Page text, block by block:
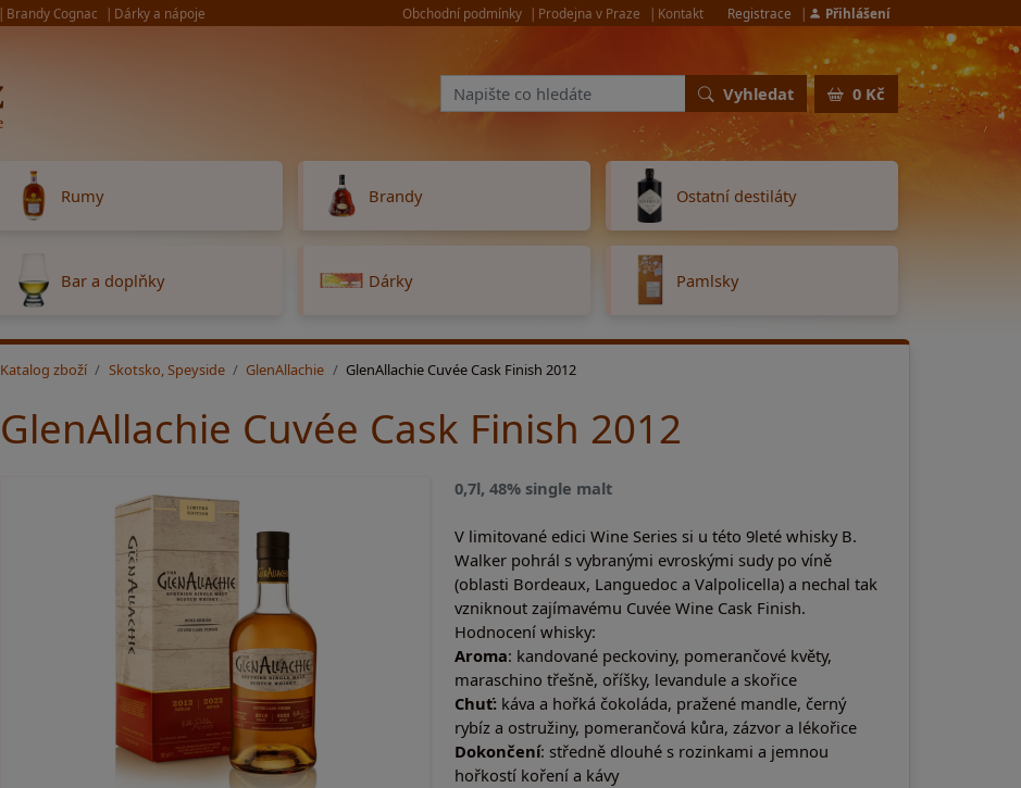
Brandy Cognac Dárky a nápoje Obchodní podmínky Prodejna v Praze Kontakt Registrace Přihlášení
Vyhledat 0 Kč
Rumy Brandy Ostatní destiláty
Bar a doplňky Dárky Pamlsky
Katalog zboží Skotsko, Speyside GlenAllachie GlenAllachie Cuvée Cask Finish 2012
GlenAllachie Cuvée Cask Finish 2012
0,7l, 48% single malt
V limitované edici Wine Series si u této 9leté whisky B.
Walker pohrál s vybranými evroskými sudy po víně
(oblasti Bordeaux, Languedoc a Valpolicella) a nechal tak
vzniknout zajímavému Cuvée Wine Cask Finish.
Hodnocení whisky:
Aroma: kandované peckoviny, pomerančové květy,
maraschino třešně, oříšky, levandule a skořice
Chuť: káva a hořká čokoláda, pražené mandle, černý
rybíz a ostružiny, pomerančová kůra, zázvor a lékořice
Dokončení: středně dlouhé s rozinkami a jemnou
hořkostí koření a kávy